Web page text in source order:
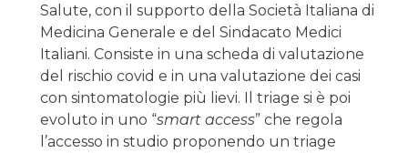
Salute, con il supporto della Società Italiana di
Medicina Gene­rale e del Sindacato Medici
Italiani. Consiste in una scheda di valutazione
del rischio covid e in una valu­tazione dei casi
con sintomatologie più lievi. Il triage si è poi
evoluto in uno “smart access” che regola
l’accesso in studio proponendo un triage